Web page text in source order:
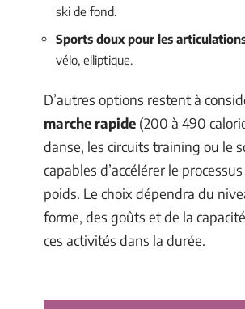
ski de fond.
Sports doux pour les
vélo, elliptique.
D’autres options restent à
marche rapide (200 à 490
danse, les circuits training ou le
capables d’accélérer le
poids. Le choix dépendra du
forme, des goûts et de la
ces activités dans la durée.